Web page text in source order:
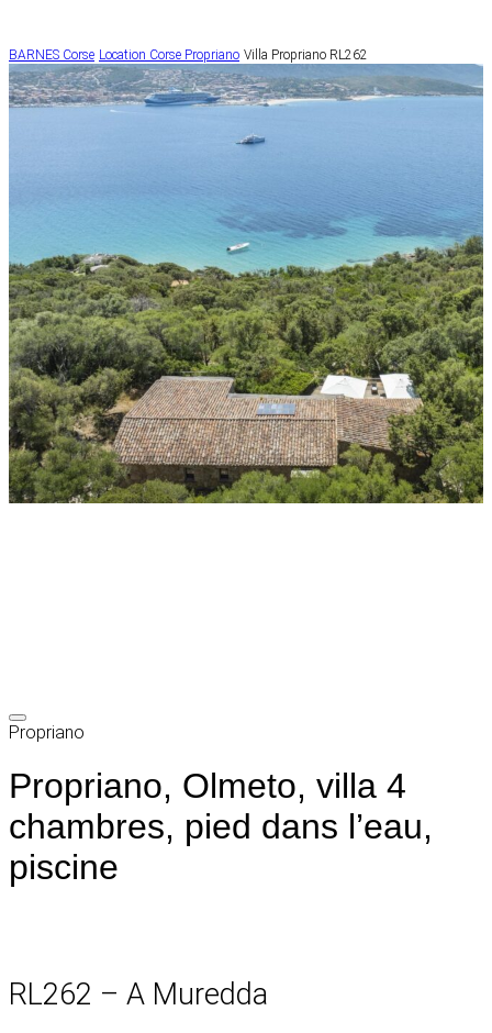
BARNES Corse Location Corse Propriano Villa Propriano RL262
Propriano
Propriano, Olmeto, villa 4
chambres, pied dans l’eau,
piscine
RL262 – A Muredda